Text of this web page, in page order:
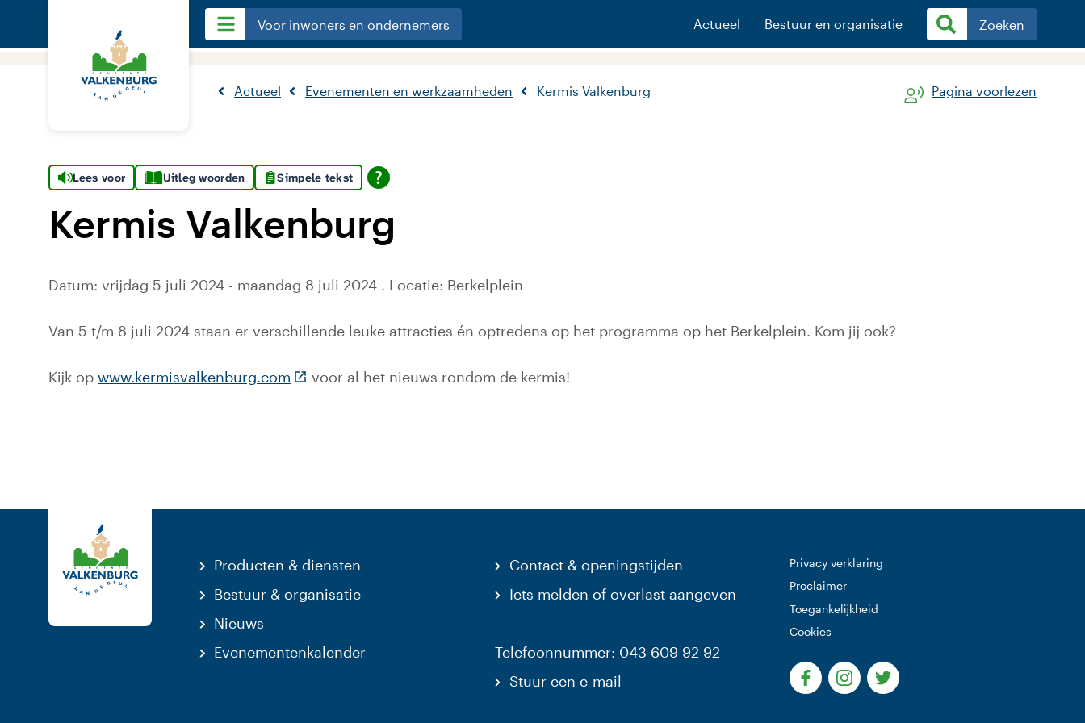
Voor inwoners en ondernemers Actueel Bestuur en organisatie Zoeken
Actueel Evenementen en werkzaamheden Kermis Valkenburg Pagina voorlezen
Lees voor Uitleg woorden Simpele tekst
Kermis Valkenburg
Datum: vrijdag 5 juli 2024 - maandag 8 juli 2024 . Locatie: Berkelplein
Van 5 t/m 8 juli 2024 staan er verschillende leuke attracties én optredens op het programma op het Berkelplein. Kom jij ook?
Kijk op www.kermisvalkenburg.com (Deze link gaat naar een externe website)
voor al het nieuws rondom de kermis!
Producten & diensten
Bestuur & organisatie
Nieuws
Evenementenkalender
Contact & openingstijden
Iets melden of overlast aangeven
Telefoonnummer: 043 609 92 92
Stuur een e-mail
Privacy verklaring
Proclaimer
Toegankelijkheid
Cookies
(Deze link gaat naar een externe website)
(Deze link gaat naar een externe
(Deze link gaat naar een